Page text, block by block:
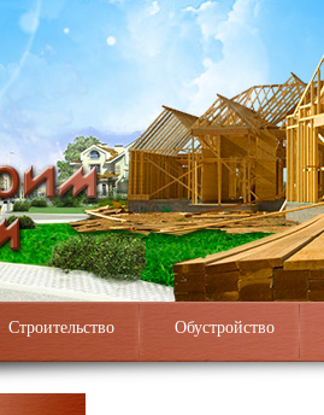
Строительство Обустройство